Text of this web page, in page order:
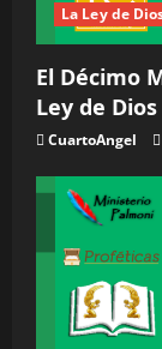
La Ley de
El Décimo
Ley de Dios
CuartoAngel